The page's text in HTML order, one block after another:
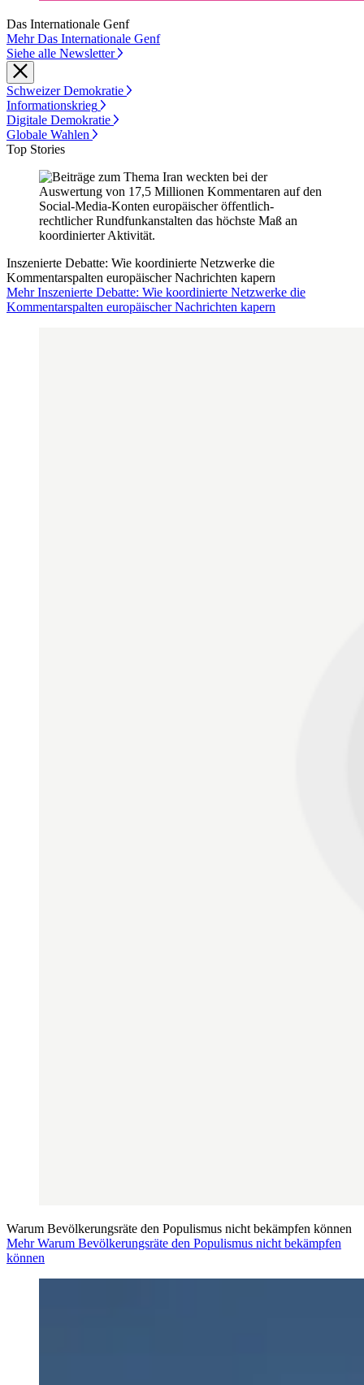
Das Internationale Genf
Mehr Das Internationale Genf
Siehe alle Newsletter
Schweizer Demokratie
Informationskrieg
Digitale Demokratie
Globale Wahlen
Top Stories
Inszenierte Debatte: Wie koordinierte Netzwerke die
Kommentarspalten europäischer Nachrichten kapern
Mehr Inszenierte Debatte: Wie koordinierte Netzwerke die
Kommentarspalten europäischer Nachrichten kapern
Warum Bevölkerungsräte den Populismus nicht bekämpfen können
Mehr Warum Bevölkerungsräte den Populismus nicht bekämpfen
können